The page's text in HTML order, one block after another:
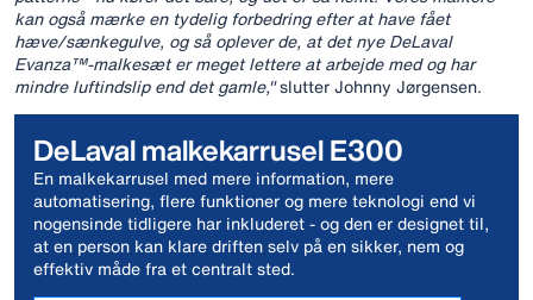
kan også mærke en tydelig forbedring efter at have fået
hæve/sænkegulve, og så oplever de, at det nye DeLaval
Evanza™-malkesæt er meget lettere at arbejde med og har
mindre luftindslip end det gamle,"slutter Johnny Jørgensen.
DeLaval malkekarrusel E300
En malkekarrusel med mere information, mere
automatisering, flere funktioner og mere teknologi end vi
nogensinde tidligere har inkluderet - og den er designet til,
at en person kan klare driften selv på en sikker, nem og
effektiv måde fra et centralt sted.